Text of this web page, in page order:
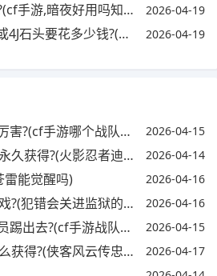
手游,暗夜好用吗知乎) 2026-04-19
钱?(天龙八部一身三级石头多少钱) 2026-04-19
?(cf手游哪个战队最强) 2026-04-15
?(火影忍者迪达拉怎么获取) 2026-04-14
雷能觉醒吗) 2026-04-16
错会关进监狱的游戏吗) 2026-04-16
去?(cf手游战队怎么踢人) 2026-04-15
侠客风云传忠略甲对自己) 2026-04-17